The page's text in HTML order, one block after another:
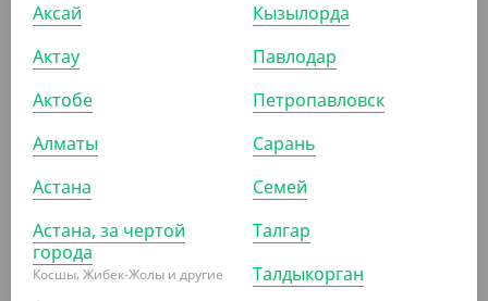
(9.40₸/ШТ)
Трубочки бумажные, крафт, d 8 мм, 230 мм, 250 шт/уп
Аксай
Актау
Актобе
Алматы
Астана
Астана, за чертой
города
Косшы, Жибек-Жолы и другие
Кызылорда
Павлодар
Петропавловск
Сарань
Семей
Талгар
Талдыкорган